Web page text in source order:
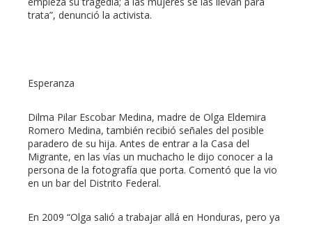
trata”, denunció la activista.
Esperanza
Dilma Pilar Escobar Medina, madre de Olga Eldemira
Romero Medina, también recibió señales del posible
paradero de su hija. Antes de entrar a la Casa del
Migrante, en las vías un muchacho le dijo conocer a la
persona de la fotografía que porta. Comentó que la vio
en un bar del Distrito Federal.
En 2009 “Olga salió a trabajar allá en Honduras, pero ya